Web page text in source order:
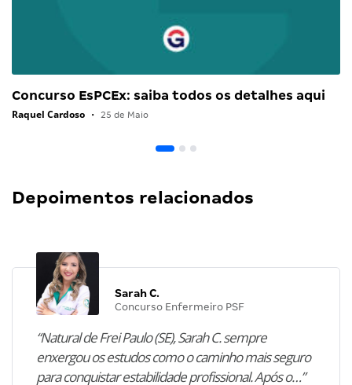
Concurso EsPCEx: saiba todos os detalhes aqui
Raquel Cardoso • 25 de Maio
Depoimentos relacionados
Sarah C.
Concurso Enfermeiro PSF
“Natural de Frei Paulo (SE), Sarah C. sempre
enxergou os estudos como o caminho mais seguro
para conquistar estabilidade profissional. Após o…”